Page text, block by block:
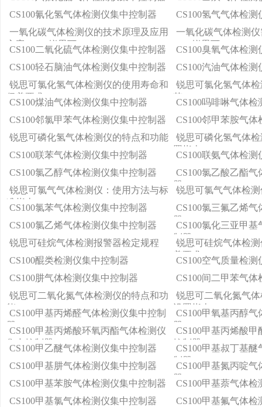
CS100氰化氢气体检测仪集中控制器
CS100氢气气体检测
一氧化碳气体检测仪的技术原理及应用
方案 —— 锐思可
一氧化碳气体检测
——锐思可
CS100二氧化硫气体检测仪集中控制器
CS100臭氧气体检测
CS100轻石脑油气体检测仪集中控制器
CS100汽油气体检测
锐思可氯化氢气体检测仪的使用寿命和
保养要求
锐思可氯化氢气体
范
CS100煤油气体检测仪集中控制器
CS100吗啡啉气体
CS100邻氯甲苯气体检测仪集中控制器
CS100邻甲苯胺气
锐思可磷化氢气体检测仪的特点和功能
锐思可磷化氢气体
置指南
CS100联苯气体检测仪集中控制器
CS100联氨气体检测
CS100氯乙醇气体检测仪集中控制器
CS100氯乙酸乙酯
器
锐思可氯气气体检测仪：使用方法与标
准指南
锐思可氯气气体检
CS100氯苯气体检测仪集中控制器
CS100氯三氟乙烯
器
CS100氯乙烯气体检测仪集中控制器
CS100氯化三亚甲
制器
锐思可硅烷气体检测报警器检定规程
锐思可硅烷气体检
养要求
CS100醌类检测仪集中控制器
CS100空气质量检测
CS100肼气体检测仪集中控制器
CS100间二甲苯气
锐思可二氧化氮气体检测仪的特点和功
能
锐思可二氧化氮气
设置指南
CS100甲基丙烯醛气体检测仪集中控制
器
CS100甲氧基丙醇
器
CS100甲基丙烯酸环氧丙酯气体检测仪
集中控制器
CS100甲基丙烯酸
控制器
CS100甲乙醚气体检测仪集中控制器
CS100甲基叔丁基
制器
CS100甲基肼气体检测仪集中控制器
CS100甲基氮丙啶
器
CS100甲基苯胺气体检测仪集中控制器
CS100甲基萘气体
CS100甲基氯气体检测仪集中控制器
CS100甲基氟气体